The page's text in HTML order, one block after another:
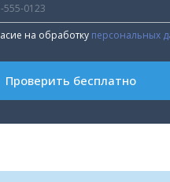
на обработку персональных
Проверить бесплатно